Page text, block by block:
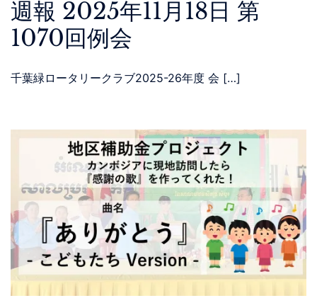
週報 2025年11月18日 第
1070回例会
千葉緑ロータリークラブ2025-26年度 会 […]